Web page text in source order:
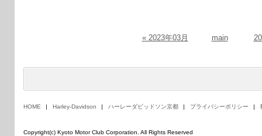
« 2023年03月 main
HOME Harley-Davidson ハーレーダビッドソン京都 プライバシーポリシー
Copyright(c) Kyoto Motor Club Corporation. All Rights Reserved